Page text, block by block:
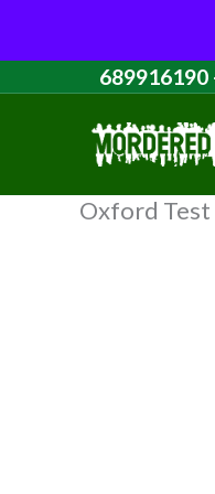
al
689916190
Oxford Test